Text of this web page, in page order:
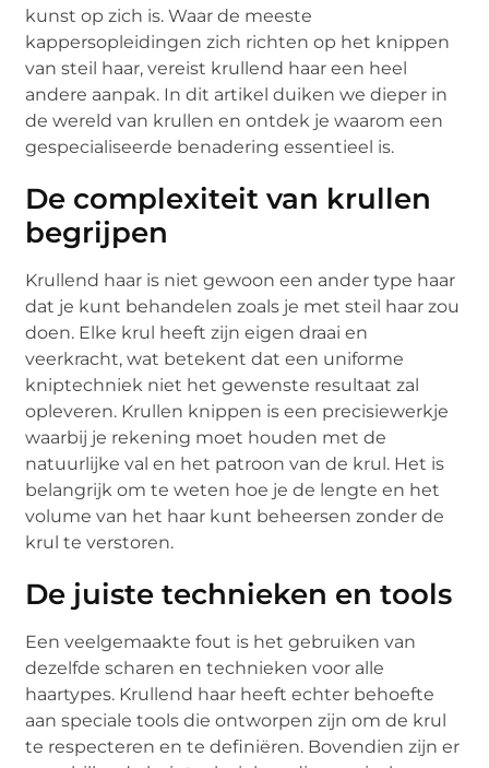
kunst op zich is. Waar de meeste
kappersopleidingen zich richten op het knippen
van steil haar, vereist krullend haar een heel
andere aanpak. In dit artikel duiken we dieper in
de wereld van krullen en ontdek je waarom een
gespecialiseerde benadering essentieel is.
De complexiteit van krullen
begrijpen
Krullend haar is niet gewoon een ander type haar
dat je kunt behandelen zoals je met steil haar zou
doen. Elke krul heeft zijn eigen draai en
veerkracht, wat betekent dat een uniforme
kniptechniek niet het gewenste resultaat zal
opleveren. Krullen knippen is een precisiewerkje
waarbij je rekening moet houden met de
natuurlijke val en het patroon van de krul. Het is
belangrijk om te weten hoe je de lengte en het
volume van het haar kunt beheersen zonder de
krul te verstoren.
De juiste technieken en tools
Een veelgemaakte fout is het gebruiken van
dezelfde scharen en technieken voor alle
haartypes. Krullend haar heeft echter behoefte
aan speciale tools die ontworpen zijn om de krul
te respecteren en te definiëren. Bovendien zijn er